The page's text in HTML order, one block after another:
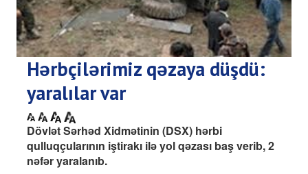
Hərbçilərimiz qəzaya düşdü:
yaralılar var
Dövlət Sərhəd Xidmətinin (DSX) hərbi
qulluqçularının iştirakı ilə yol qəzası baş verib, 2
nəfər yaralanıb.